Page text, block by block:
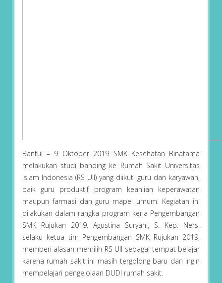
Bantul – 9 Oktober 2019 SMK Kesehatan Binatama
melakukan studi banding ke Rumah Sakit Universitas
Islam Indonesia (RS UII) yang diikuti guru dan karyawan,
baik guru produktif program keahlian keperawatan
maupun farmasi dan guru mapel umum. Kegiatan ini
dilakukan dalam rangka program kerja Pengembangan
SMK Rujukan 2019. Agustina Suryani, S. Kep. Ners.
selaku ketua tim Pengembangan SMK Rujukan 2019,
memberi alasan memilih RS UII sebagai tempat belajar
karena rumah sakit ini masih tergolong baru dan ingin
mempelajari pengelolaan DUDI rumah sakit.